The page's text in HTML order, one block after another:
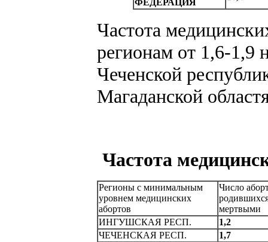
ФЕДЕРАЦИЯ
Частота
регионам от 1,6-1,9
Чеченской
Магаданской
Частота
Регионы с минимальным
уровнем медицинских
абортов
Число
мертвыми
ИHГУШСКАЯ РЕСП.
1,2
ЧЕЧЕHСКАЯ РЕСП.
1,7